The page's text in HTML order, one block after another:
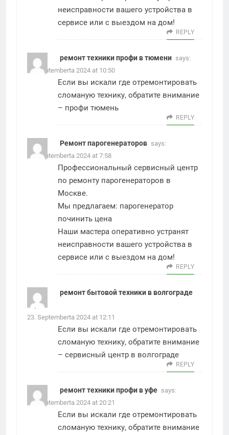
неисправности вашего устройства в
сервисе или с выездом на дом!
REPLY
ремонт техники профи в тюмени says:
22. Septemberta 2024 at 10:50
Если вы искали где отремонтировать
сломаную технику, обратите внимание
– профи тюмень
REPLY
Ремонт парогенераторов says:
23. Septemberta 2024 at 7:58
Профессиональный сервисный центр
по ремонту парогенераторов в
Москве.
Мы предлагаем: парогенератор
починить цена
Наши мастера оперативно устранят
неисправности вашего устройства в
сервисе или с выездом на дом!
REPLY
ремонт бытовой техники в волгограде
says:
23. Septemberta 2024 at 12:11
Если вы искали где отремонтировать
сломаную технику, обратите внимание
– сервисный центр в волгограде
REPLY
ремонт техники профи в уфе says:
24. Septemberta 2024 at 20:21
Если вы искали где отремонтировать
сломаную технику, обратите внимание